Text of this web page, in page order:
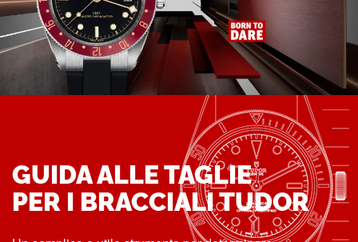
GUIDA ALLE TAGLIE
PER I BRACCIALI TUDOR